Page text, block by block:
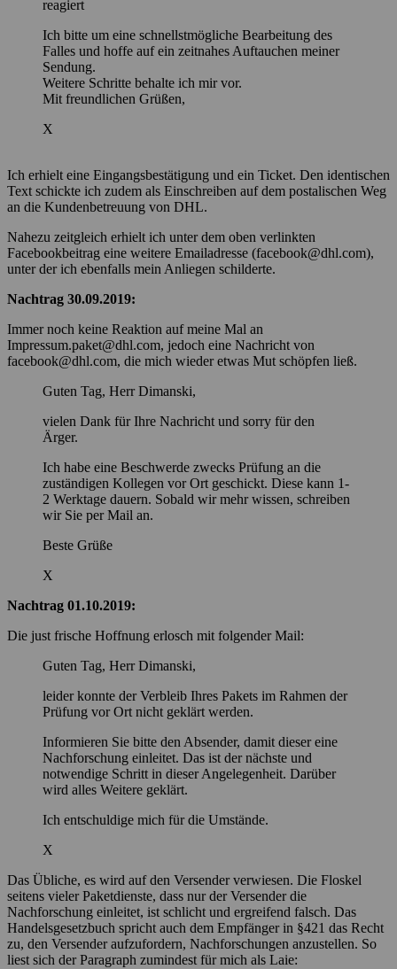
reagiert
Ich bitte um eine schnellstmögliche Bearbeitung des
Falles und hoffe auf ein zeitnahes Auftauchen meiner
Sendung.
Weitere Schritte behalte ich mir vor.
Mit freundlichen Grüßen,
X
Ich erhielt eine Eingangsbestätigung und ein Ticket. Den identischen
Text schickte ich zudem als Einschreiben auf dem postalischen Weg
an die Kundenbetreuung von DHL.
Nahezu zeitgleich erhielt ich unter dem oben verlinkten
Facebookbeitrag eine weitere Emailadresse (facebook@dhl.com),
unter der ich ebenfalls mein Anliegen schilderte.
Nachtrag 30.09.2019:
Immer noch keine Reaktion auf meine Mal an
Impressum.paket@dhl.com, jedoch eine Nachricht von
facebook@dhl.com, die mich wieder etwas Mut schöpfen ließ.
Guten Tag, Herr Dimanski,
vielen Dank für Ihre Nachricht und sorry für den
Ärger.
Ich habe eine Beschwerde zwecks Prüfung an die
zuständigen Kollegen vor Ort geschickt. Diese kann 1-
2 Werktage dauern. Sobald wir mehr wissen, schreiben
wir Sie per Mail an.
Beste Grüße
X
Nachtrag 01.10.2019:
Die just frische Hoffnung erlosch mit folgender Mail:
Guten Tag, Herr Dimanski,
leider konnte der Verbleib Ihres Pakets im Rahmen der
Prüfung vor Ort nicht geklärt werden.
Informieren Sie bitte den Absender, damit dieser eine
Nachforschung einleitet. Das ist der nächste und
notwendige Schritt in dieser Angelegenheit. Darüber
wird alles Weitere geklärt.
Ich entschuldige mich für die Umstände.
X
Das Übliche, es wird auf den Versender verwiesen. Die Floskel
seitens vieler Paketdienste, dass nur der Versender die
Nachforschung einleitet, ist schlicht und ergreifend falsch. Das
Handelsgesetzbuch spricht auch dem Empfänger in §421 das Recht
zu, den Versender aufzufordern, Nachforschungen anzustellen. So
liest sich der Paragraph zumindest für mich als Laie: